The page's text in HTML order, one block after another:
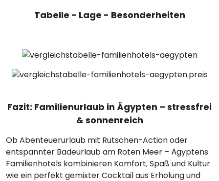
Tabelle - Lage - Besonderheiten
Fazit: Familienurlaub in Ägypten – stressfrei
& sonnenreich
Ob Abenteuerurlaub mit Rutschen-Action oder
entspannter Badeurlaub am Roten Meer – Ägyptens
Familienhotels kombinieren Komfort, Spaß und Kultur
wie ein perfekt gemixter Cocktail aus Erholung und